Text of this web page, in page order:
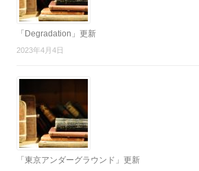
「Degradation」更新
2023年4月4日
「東京アンダーグラウンド」更新